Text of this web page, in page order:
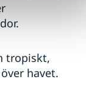
tropiskt,
havet.